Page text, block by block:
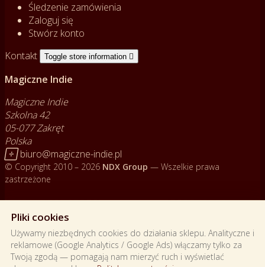
Pliki cookies
Używamy niezbędnych cookies do działania sklepu. Analityczne i
reklamowe (Google Analytics / Google Ads) włączamy tylko za
Twoją zgodą — pomagają nam mierzyć ruch i wyświetlać
Śledzenie zamówienia
Zaloguj się
Stwórz konto
Kontakt
Toggle store information 
Magiczne Indie
Magiczne Indie
Szkolna 42
05-077 Zakręt
Polska
 biuro@magiczne-indie.pl
© Copyright 2010 – 2026 NDX Group — Wszelkie prawa
zastrzeżone